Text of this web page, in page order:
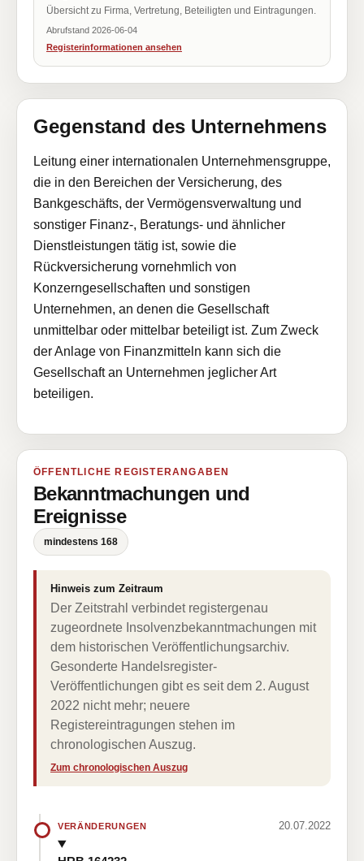
Übersicht zu Firma, Vertretung, Beteiligten und Eintragungen.
Abrufstand 2026-06-04
Registerinformationen ansehen
Gegenstand des Unternehmens
Leitung einer internationalen Unternehmensgruppe,
die in den Bereichen der Versicherung, des
Bankgeschäfts, der Vermögensverwaltung und
sonstiger Finanz-, Beratungs- und ähnlicher
Dienstleistungen tätig ist, sowie die
Rückversicherung vornehmlich von
Konzerngesellschaften und sonstigen
Unternehmen, an denen die Gesellschaft
unmittelbar oder mittelbar beteiligt ist. Zum Zweck
der Anlage von Finanzmitteln kann sich die
Gesellschaft an Unternehmen jeglicher Art
beteiligen.
ÖFFENTLICHE REGISTERANGABEN
Bekanntmachungen und
Ereignisse
mindestens 168
Hinweis zum Zeitraum
Der Zeitstrahl verbindet registergenau
zugeordnete Insolvenzbekanntmachungen mit
dem historischen Veröffentlichungsarchiv.
Gesonderte Handelsregister-
Veröffentlichungen gibt es seit dem 2. August
2022 nicht mehr; neuere
Registereintragungen stehen im
chronologischen Auszug.
Zum chronologischen Auszug
VERÄNDERUNGEN 20.07.2022